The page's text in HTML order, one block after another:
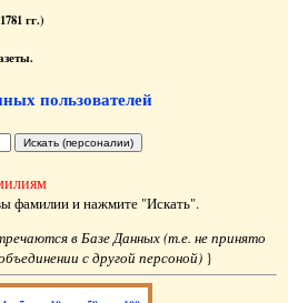
гг.)
пользователей
фамилии и нажмите "Искать".
в Базе Данных (т.е. не принято
с другой персоной) }